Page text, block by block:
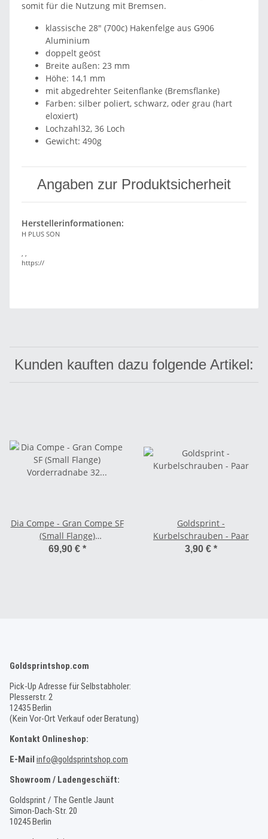
somit für die Nutzung mit Bremsen.
klassische 28" (700c) Hakenfelge aus G906
Aluminium
doppelt geöst
Breite außen: 23 mm
Höhe: 14,1 mm
mit abgedrehter Seitenflanke (Bremsflanke)
Farben: silber poliert, schwarz, oder grau (hart
eloxiert)
Lochzahl32, 36 Loch
Gewicht: 490g
Angaben zur Produktsicherheit
Herstellerinformationen:
H PLUS SON
https://
Kunden kauften dazu folgende Artikel:
Dia Compe - Gran Compe SF
(Small Flange)
Vorderradnabe 32 h - silber
69,90 € *
Goldsprint -
Kurbelschrauben - Paar
3,90 € *
Goldsprintshop.com
Pick-Up Adresse für Selbstabholer:
Plesserstr. 2
12435 Berlin
(Kein Vor-Ort Verkauf oder Beratung)
Kontakt Onlineshop:
E-Mail info@goldsprintshop.com
Showroom / Ladengeschäft:
Goldsprint / The Gentle Jaunt
Simon-Dach-Str. 20
10245 Berlin